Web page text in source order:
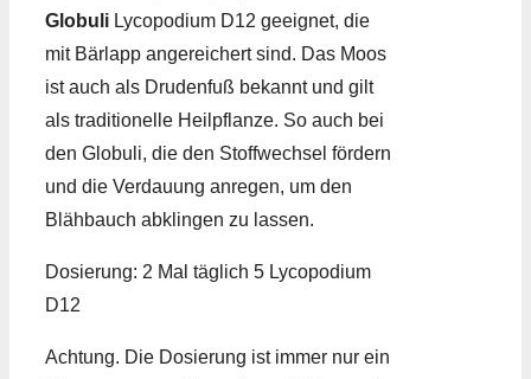
Globuli Lycopodium D12 geeignet, die
mit Bärlapp angereichert sind. Das Moos
ist auch als Drudenfuß bekannt und gilt
als traditionelle Heilpflanze. So auch bei
den Globuli, die den Stoffwechsel fördern
und die Verdauung anregen, um den
Blähbauch abklingen zu lassen.
Dosierung: 2 Mal täglich 5 Lycopodium
D12
Achtung. Die Dosierung ist immer nur ein